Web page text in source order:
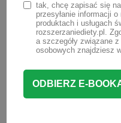
Proces ten
zrozumienia i
ze strony
nowa
powtórzeń i
tak, chcę zapisać się
przesyłanie informacji
produktach i usługach
rozszerzaniediety.pl.
a szczegóły związane
osobowych znajdziesz